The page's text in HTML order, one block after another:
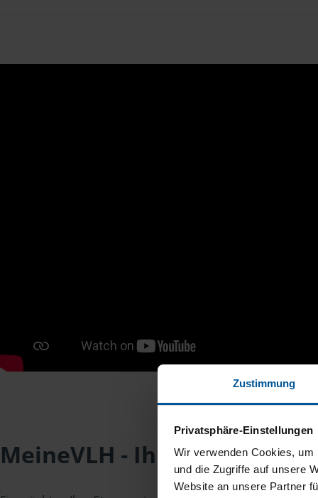
Zustimmung
Privatsphäre-Einstellungen
Wir verwenden Cookies,
und die Zugriffe auf unsere
Website an unsere Partner
MeineVLH - Ihr